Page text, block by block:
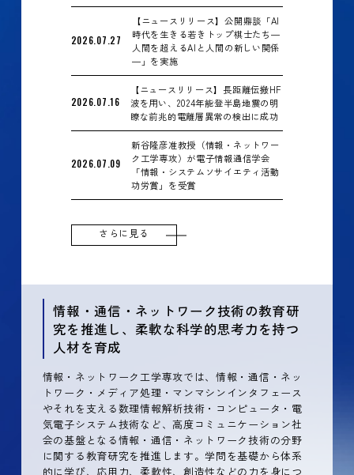
2026.07.27
【ニュースリリース】公開鼎談「AI
時代を生きる若きトップ棋士たち―
人間を超えるAIと人間の新しい関係
―」を実施
2026.07.16
【ニュースリリース】長距離伝搬HF
波を用い、2024年能登半島地震の明
瞭な前兆的電離層異常の検出に成功
2026.07.09
新谷隆彦准教授（情報・ネットワー
ク工学専攻）が電子情報通信学会
「情報・システムソサイエティ活動
功労賞」を受賞
さらに見る
情報・通信・ネットワーク技術の教育研
究を推進し、柔軟な科学的思考力を持つ
人材を育成
情報・ネットワーク工学専攻では、情報・通信・ネッ
トワーク・メディア処理・マンマシンインタフェース
やそれを支える数理情報解析技術・コンピュータ・電
気電子システム技術など、高度コミュニケーション社
会の基盤となる情報・通信・ネットワーク技術の分野
に関する教育研究を推進します。学問を基礎から体系
的に学び、応用力、柔軟性、創造性などの力を身につ